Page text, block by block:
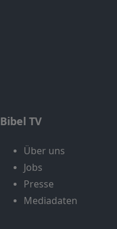
Bibel TV
Über uns
Jobs
Presse
Mediadaten